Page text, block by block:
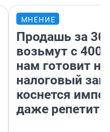
МНЕНИЕ
Продашь за
возьмут с
нам готовит
налоговый
коснется
даже